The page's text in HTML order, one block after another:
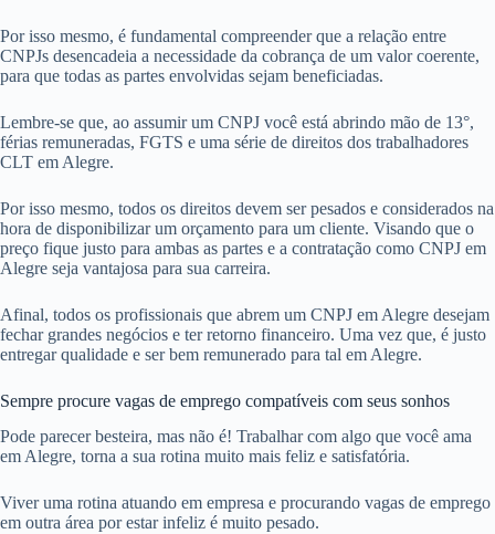
Por isso mesmo, é fundamental compreender que a relação entre
CNPJs desencadeia a necessidade da cobrança de um valor coerente,
para que todas as partes envolvidas sejam beneficiadas.
Lembre-se que, ao assumir um CNPJ você está abrindo mão de 13°,
férias remuneradas, FGTS e uma série de direitos dos trabalhadores
CLT em Alegre.
Por isso mesmo, todos os direitos devem ser pesados e considerados na
hora de disponibilizar um orçamento para um cliente. Visando que o
preço fique justo para ambas as partes e a contratação como CNPJ em
Alegre seja vantajosa para sua carreira.
Afinal, todos os profissionais que abrem um CNPJ em Alegre desejam
fechar grandes negócios e ter retorno financeiro. Uma vez que, é justo
entregar qualidade e ser bem remunerado para tal em Alegre.
Sempre procure vagas de emprego compatíveis com seus sonhos
Pode parecer besteira, mas não é! Trabalhar com algo que você ama
em Alegre, torna a sua rotina muito mais feliz e satisfatória.
Viver uma rotina atuando em empresa e procurando vagas de emprego
em outra área por estar infeliz é muito pesado.